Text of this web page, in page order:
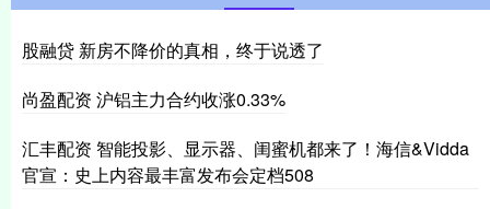
股融贷 新房不降价的真相，终于说透了
尚盈配资 沪铝主力合约收涨0.33%
汇丰配资 智能投影、显示器、闺蜜机都来了！海信&Vidda
官宣：史上内容最丰富发布会定档508